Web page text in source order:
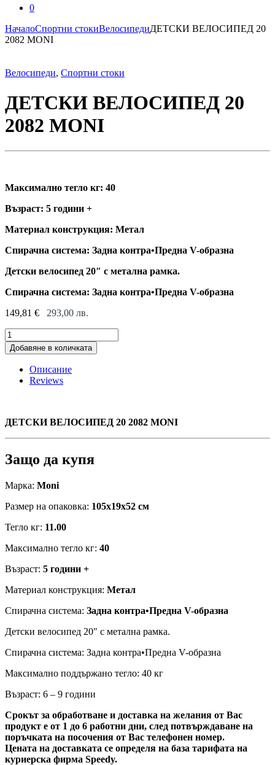
0
НачалоСпортни стокиВелосипедиДЕТСКИ ВЕЛОСИПЕД 20
2082 MONI
Велосипеди, Спортни стоки
ДЕТСКИ ВЕЛОСИПЕД 20
2082 MONI
Максимално тегло кг: 40
Възраст: 5 години +
Материал конструкция: Метал
Спирачна система: Задна контра•Предна V-образна
Детски велосипед 20″ с метална рамка.
Спирачна система: Задна контра•Предна V-образна
149,81 € 293,00 лв.
ДЕТСКИ
ВЕЛОСИПЕД
20
2082
MONI
quantity
Добавяне в количката
Описание
Reviews
ДЕТСКИ ВЕЛОСИПЕД 20 2082 MONI
Защо да купя
Марка: Moni
Размер на опаковка: 105x19x52 см
Тегло кг: 11.00
Максимално тегло кг: 40
Възраст: 5 години +
Материал конструкция: Метал
Спирачна система: Задна контра•Предна V-образна
Детски велосипед 20″ с метална рамка.
Спирачна система: Задна контра•Предна V-образна
Максимално поддържано тегло: 40 кг
Възраст: 6 – 9 години
Срокът за обработване и доставка на желания от Вас
продукт е от 1 до 6 работни дни, след потвърждаване на
поръчката на посочения от Вас телефонен номер.
Цената на доставката се определя на база тарифата на
куриерска фирма Speedy.